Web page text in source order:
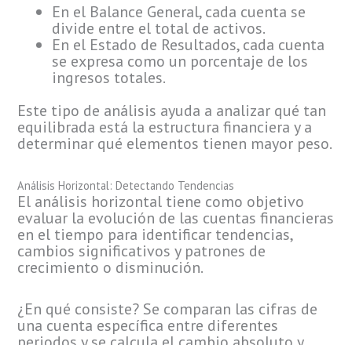
En el Balance General, cada cuenta se
divide entre el total de activos.
En el Estado de Resultados, cada cuenta
se expresa como un porcentaje de los
ingresos totales.
Este tipo de análisis ayuda a analizar qué tan
equilibrada está la estructura financiera y a
determinar qué elementos tienen mayor peso.
Análisis Horizontal: Detectando Tendencias
El análisis horizontal tiene como objetivo
evaluar la evolución de las cuentas financieras
en el tiempo para identificar tendencias,
cambios significativos y patrones de
crecimiento o disminución.
¿En qué consiste? Se comparan las cifras de
una cuenta específica entre diferentes